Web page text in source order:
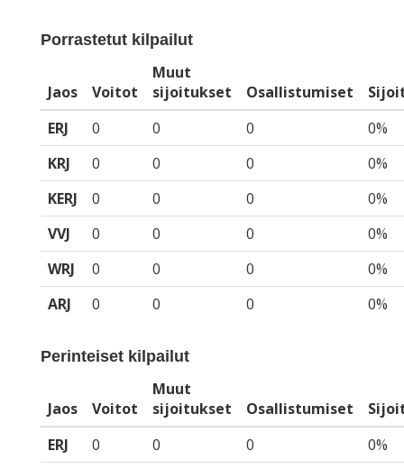
Porrastetut kilpailut
Jaos Voitot
Muut
sijoitukset
Osallistumiset
ERJ
0 0 0
0%
KRJ
0 0 0
0%
KERJ
0 0 0
0%
VVJ
0 0 0
0%
WRJ
0 0 0
0%
ARJ
0 0 0 0%
Perinteiset kilpailut
Jaos Voitot
Muut
sijoitukset
Osallistumiset
ERJ
0 0 0
0%